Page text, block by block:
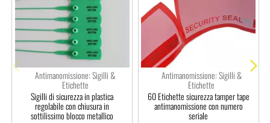
Antimanomissione: Sigilli &
Etichette
Sigilli di sicurezza in plastica
regolabile con chiusura in
sottilissimo blocco metallico
Antimanomissione: Sigilli &
Etichette
60 Etichette sicurezza tamper tape
antimanomissione con numero
seriale